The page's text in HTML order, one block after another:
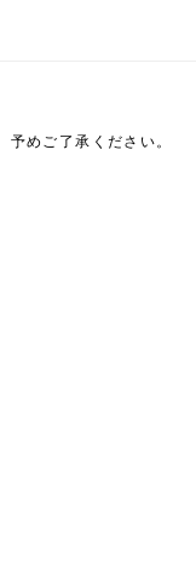
めご了承ください。